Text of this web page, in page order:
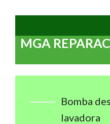
alMGA
Bomba
lavadora